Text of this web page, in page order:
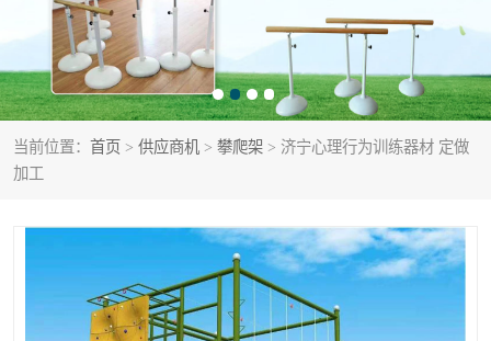
当前位置： 首页 > 供应商机 > 攀爬架 > 济宁心理行为训练器材 定做
加工
400米障碍器材 体操垫
300米障碍器材 攀爬架
塑胶跑道 400米障碍器材1